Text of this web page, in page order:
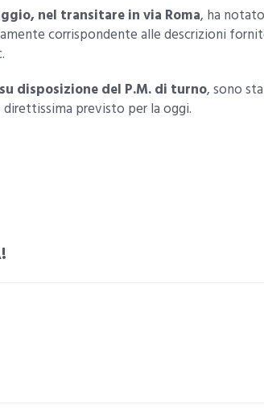
nel transitare in via Roma, ha
corrispondente alle descrizioni
disposizione del P.M. di turno, sono
previsto per la oggi.